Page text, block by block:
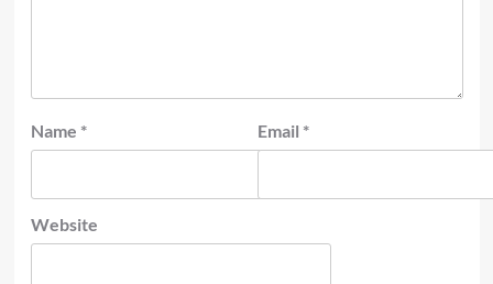
Name * Email *
Website